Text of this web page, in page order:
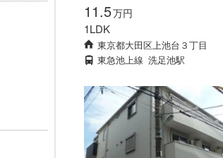
11.5万円
1LDK
東京都大田区上池台３丁目
東急池上線 洗足池駅